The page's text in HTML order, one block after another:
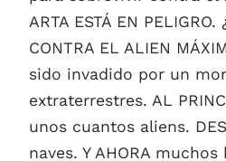
ARTA ESTÁ EN PELIGRO.
CONTRA EL ALIEN
sido invadido por un
extraterrestres. AL
unos cuantos aliens.
naves. Y AHORA